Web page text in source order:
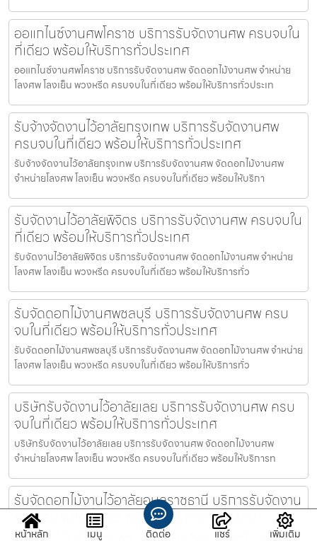
ออแกไนซ์งานศพโคราช บริการรับจัดงานศพ ครบจบใน
ที่เดียว พร้อมให้บริการทั่วประเทศ
ออแกไนซ์งานศพโคราช บริการรับจัดงานศพ จัดดอกไม้งานศพ จำหน่าย
โลงศพ โลงเย็น พวงหรีด ครบจบในที่เดียว พร้อมให้บริการทั่วประเท
รับจ้างจัดงานไว้อาลัยกรุงเทพ บริการรับจัดงานศพ
ครบจบในที่เดียว พร้อมให้บริการทั่วประเทศ
รับจ้างจัดงานไว้อาลัยกรุงเทพ บริการรับจัดงานศพ จัดดอกไม้งานศพ
จำหน่ายโลงศพ โลงเย็น พวงหรีด ครบจบในที่เดียว พร้อมให้บริกา
รับจัดงานไว้อาลัยพิจิตร บริการรับจัดงานศพ ครบจบใน
ที่เดียว พร้อมให้บริการทั่วประเทศ
รับจัดงานไว้อาลัยพิจิตร บริการรับจัดงานศพ จัดดอกไม้งานศพ จำหน่าย
โลงศพ โลงเย็น พวงหรีด ครบจบในที่เดียว พร้อมให้บริการทั่ว
รับจัดดอกไม้งานศพชลบุรี บริการรับจัดงานศพ ครบ
จบในที่เดียว พร้อมให้บริการทั่วประเทศ
รับจัดดอกไม้งานศพชลบุรี บริการรับจัดงานศพ จัดดอกไม้งานศพ จำหน่าย
โลงศพ โลงเย็น พวงหรีด ครบจบในที่เดียว พร้อมให้บริการทั่ว
บริษัทรับจัดงานไว้อาลัยเลย บริการรับจัดงานศพ ครบ
จบในที่เดียว พร้อมให้บริการทั่วประเทศ
บริษัทรับจัดงานไว้อาลัยเลย บริการรับจัดงานศพ จัดดอกไม้งานศพ
จำหน่ายโลงศพ โลงเย็น พวงหรีด ครบจบในที่เดียว พร้อมให้บริการท
รับจัดดอกไม้งานไว้อาลัยอุบลราชธานี บริการรับจัดงาน
ศพ ครบจบในที่เดียว พร้อมให้บริการทั่วประเทศ
รับจัดดอกไม้งานไว้อาลัยอุบลราชธานี บริการรับจัดงานศพ จัดดอกไม้งาน
หน้าหลัก เมนู ติดต่อ แชร์ เพิ่มเติม